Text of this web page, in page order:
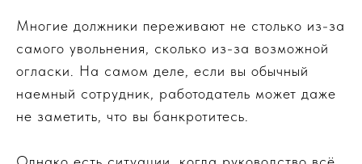
Многие должники переживают не столько из-за
самого увольнения, сколько из-за возможной
огласки. На самом деле, если вы обычный
наемный сотрудник, работодатель может даже
не заметить, что вы банкротитесь.